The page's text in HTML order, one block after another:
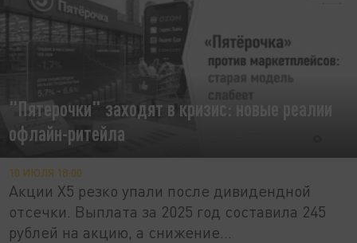
"Пятерочки" заходят в кризис: новые реалии
офлайн-ритейла
10 ИЮЛЯ 18:00
Акции X5 резко упали после дивидендной
отсечки. Выплата за 2025 год составила 245
рублей на акцию, а снижение...